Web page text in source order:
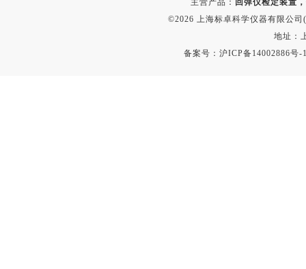
主营产品： 回弹仪检定装置
©2026 上海标卓科学仪器有限公
地址：
备案号：沪ICP备14002886号-